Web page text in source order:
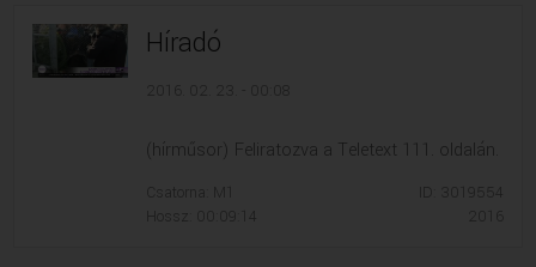
Híradó
(hírműsor) Feliratozva a Teletext 111. oldalán.
Csatorna: M1
Hossz: 00:09:14
ID: 3019554